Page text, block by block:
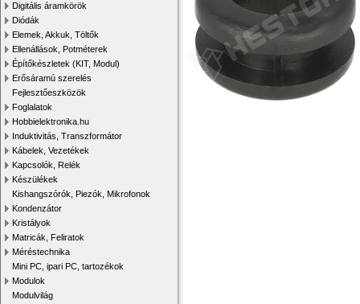
Digitális áramkörök
Diódák
Elemek, Akkuk, Töltők
Ellenállások, Potméterek
Építőkészletek (KIT, Modul)
Erősáramú szerelés
Fejlesztőeszközök
Foglalatok
Hobbielektronika.hu
Induktivitás, Transzformátor
Kábelek, Vezetékek
Kapcsolók, Relék
Készülékek
Kishangszórók, Piezók, Mikrofonok
Kondenzátor
Kristályok
Matricák, Feliratok
Méréstechnika
Mini PC, ipari PC, tartozékok
Modulok
Modulvilág